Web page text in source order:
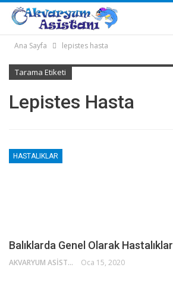
Ana Sayfa lepistes hasta
Tarama Etiketi
Lepistes Hasta
HASTALIKLAR
Balıklarda Genel Olarak Hastalıklar
AKVARYUM ASISTANI Oca 15, 2020